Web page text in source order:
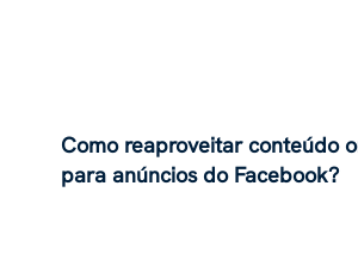
Como reaproveitar conteúdo
para anúncios do Facebook?